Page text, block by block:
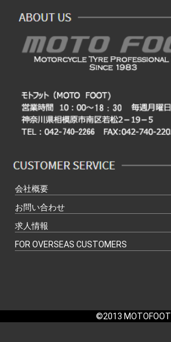
会社概要
お問い合わせ
求人情報
FOR OVERSEAS CUSTOMERS
©2013 MOTOFOOT